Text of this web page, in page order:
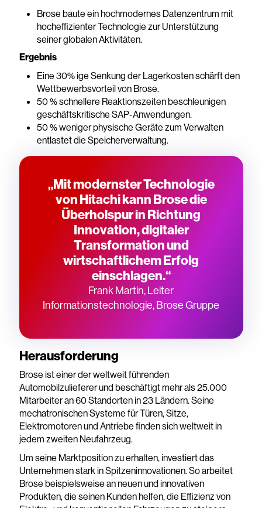
Brose baute ein hochmodernes Datenzentrum mit
hocheffizienter Technologie zur Unterstützung
seiner globalen Aktivitäten.
Ergebnis
Eine 30% ige Senkung der Lagerkosten schärft den
Wettbewerbsvorteil von Brose.
50 % schnellere Reaktionszeiten beschleunigen
geschäftskritische SAP-Anwendungen.
50 % weniger physische Geräte zum Verwalten
entlastet die Speicherverwaltung.
„Mit modernster Technologie
von Hitachi kann Brose die
Überholspur in Richtung
Innovation, digitaler
Transformation und
wirtschaftlichem Erfolg
einschlagen.“
Frank Martin, Leiter
Informationstechnologie, Brose Gruppe
Herausforderung
Brose ist einer der weltweit führenden
Automobilzulieferer und beschäftigt mehr als 25.000
Mitarbeiter an 60 Standorten in 23 Ländern. Seine
mechatronischen Systeme für Türen, Sitze,
Elektromotoren und Antriebe finden sich weltweit in
jedem zweiten Neufahrzeug.
Um seine Marktposition zu erhalten, investiert das
Unternehmen stark in Spitzeninnovationen. So arbeitet
Brose beispielsweise an neuen und innovativen
Produkten, die seinen Kunden helfen, die Effizienz von